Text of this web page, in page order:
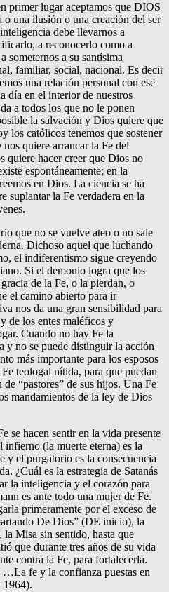
primer lugar aceptamos que DIOS
una ilusión o una creación del ser
debe llevarnos a
a reconocerlo como a
someternos a su santísima
familiar, social, nacional. Es decir
una relación personal con ese
día en el interior de nuestros
a todos los que no le ponen
la salvación y Dios quiere que
los católicos tenemos que sostener
quiere arrancar la Fe del
quiere hacer creer que Dios no
espontáneamente; en la
en Dios. La ciencia se ha
suplantar la Fe verdadera en la
que no se vuelve ateo o no sale
Dichoso aquel que luchando
el indiferentismo sigue creyendo
Si el demonio logra que los
de la Fe, o la pierdan, o
el camino abierto para ir
nos da una gran sensibilidad para
de los entes maléficos y
Cuando no hay Fe la
y no se puede distinguir la acción
más importante para los esposos
teologal nítida, para que puedan
“pastores” de sus hijos. Una Fe
mandamientos de la ley de Dios
se hacen sentir en la vida presente
(la muerte eterna) es la
y el purgatorio es la consecuencia
¿Cuál es la estrategia de Satanás
la inteligencia y el corazón para
es ante todo una mujer de Fe.
primeramente por el exceso de
De Dios” (DE inicio), la
Misa sin sentido, hasta que
que durante tres años de su vida
contra la Fe, para fortalecerla.
…La fe y la confianza puestas en
1964).